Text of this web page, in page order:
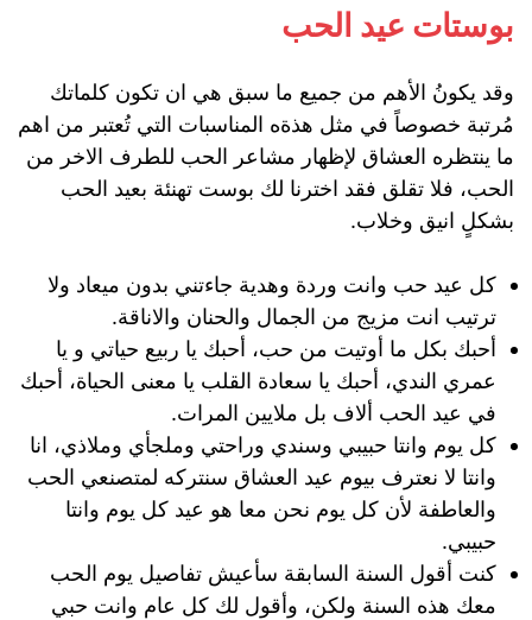
بوستات عيد الحب
وقد يكونُ الأهم من جميع ما سبق هي ان تكون كلماتك
مُرتبة خصوصاً في مثل هذةه المناسبات التي تُعتبر من اهم
ما ينتظره العشاق لإظهار مشاعر الحب للطرف الاخر من
الحب، فلا تقلق فقد اخترنا لك بوست تهنئة بعيد الحب
بشكلٍ انيق وخلاب.
كل عيد حب وانت وردة وهدية جاءتني بدون ميعاد ولا
ترتيب انت مزيج من الجمال والحنان والاناقة.
أحبك بكل ما أوتيت من حب، أحبك يا ربيع حياتي و يا
عمري الندي، أحبك يا سعادة القلب يا معنى الحياة، أحبك
في عيد الحب ألاف بل ملايين المرات.
كل يوم وانتا حبيبي وسندي وراحتي وملجأي وملاذي، انا
وانتا لا نعترف بيوم عيد العشاق سنتركه لمتصنعي الحب
والعاطفة لأن كل يوم نحن معا هو عيد كل يوم وانتا
حبيبي.
كنت أقول السنة السابقة سأعيش تفاصيل يوم الحب
معك هذه السنة ولكن، وأقول لك كل عام وانت حبي